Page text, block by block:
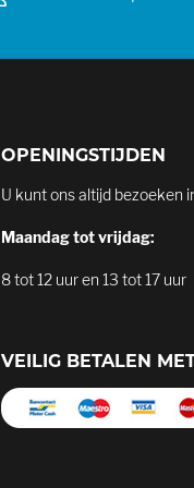
OPENINGSTIJDEN
U kunt ons altijd bezoeken
Maandag tot vrijdag:
8 tot 12 uur en 13 tot 17 uur
VEILIG BETALEN